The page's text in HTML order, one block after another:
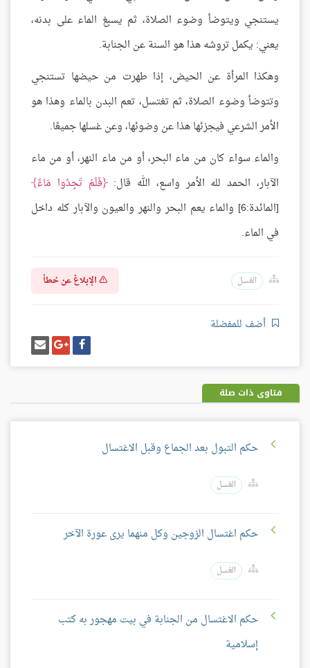
يستنجي ويتوضأ وضوء الصلاة، ثم يسبغ الماء على بدنه،
يعني: يكمل تروشه هذا هو السنة عن الجنابة.
وهكذا المرأة عن الحيض، إذا طهرت من حيضها تستنجي
وتتوضأ وضوء الصلاة، ثم تغتسل، تعم البدن بالماء وهذا هو
الأمر الشرعي فيجزئها هذا عن وضوئها، وعن غسلها جميعًا.
والماء سواء كان من ماء البحر، أو من ماء النهر، أو من ماء
الآبار، الحمد لله الأمر واسع، الله قال: فَلَمْ تَجِدُوا مَاءً
[المائدة:6] والماء يعم البحر والنهر والعيون والآبار كله داخل
في الماء.
الغسل الإبلاغ عن خطأ
أضف للمفضلة
شارك
على
فيسبوك
شارك
على
غوغل
بلس
إرسل
إيميل
فتاوى ذات صلة
حكم التبول بعد الجماع وقبل الاغتسال
الغسل
حكم اغتسال الزوجين وكل منهما يرى عورة الآخر
الغسل
حكم الاغتسال من الجنابة في بيت مهجور به كتب
إسلامية